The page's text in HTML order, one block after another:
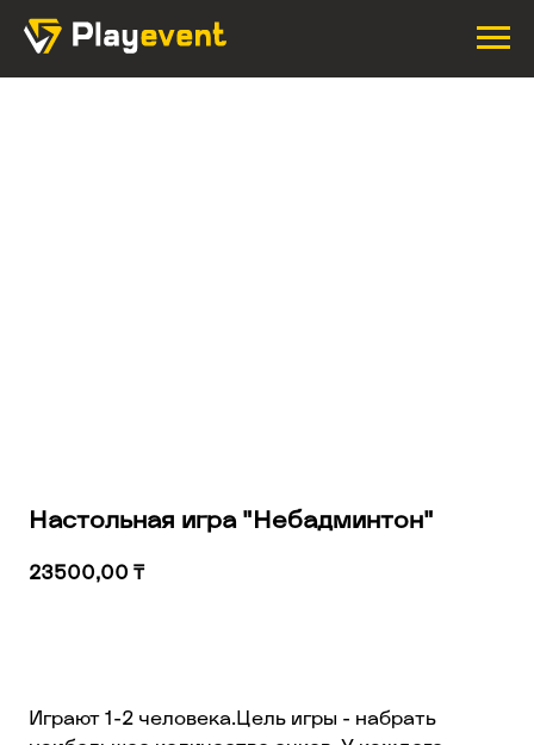
Настольная игра "Небадминтон"
23500,00 ₸
Играют 1-2 человека.Цель игры - набрать